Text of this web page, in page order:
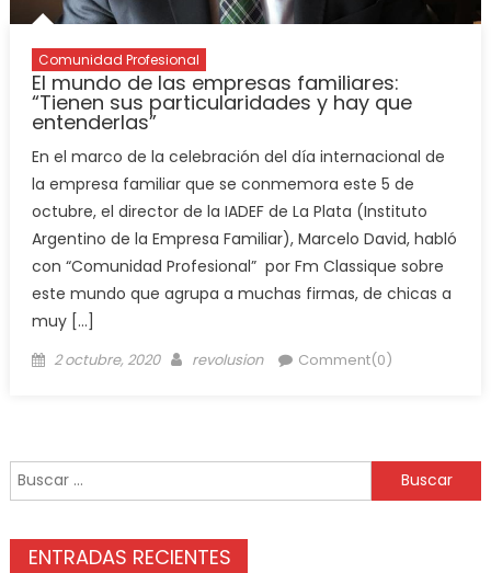
Comunidad Profesional
El mundo de las empresas familiares:
“Tienen sus particularidades y hay que
entenderlas”
En el marco de la celebración del día internacional de
la empresa familiar que se conmemora este 5 de
octubre, el director de la IADEF de La Plata (Instituto
Argentino de la Empresa Familiar), Marcelo David, habló
con “Comunidad Profesional” por Fm Classique sobre
este mundo que agrupa a muchas firmas, de chicas a
muy […]
2 octubre, 2020 revolusion Comment(0)
ENTRADAS RECIENTES